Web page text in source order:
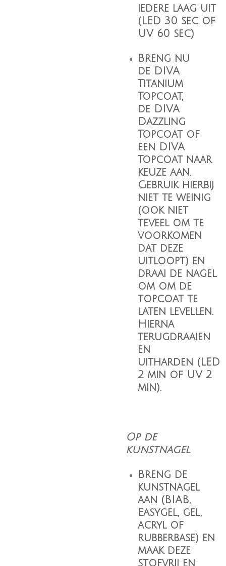
iedere laag uit
(LED 30 sec of
UV 60 sec)
Breng nu
de DIVA
Titanium
Topcoat,
de DIVA
Dazzling
Topcoatof
een DIVA
Topcoatnaar
keuze aan.
Gebruik hierbij
niet te weinig
(ook niet
teveel om te
voorkomen
dat deze
uitloopt) en
draai de nagel
om om de
topcoat te
laten levellen.
Hierna
terugdraaien
en
uitharden (LED
2 min of UV 2
min).
Op de
kunstnagel
Breng de
kunstnagel
aan (BIAB,
Easygel, gel,
acryl of
rubberbase) en
maak deze
stofvrij en